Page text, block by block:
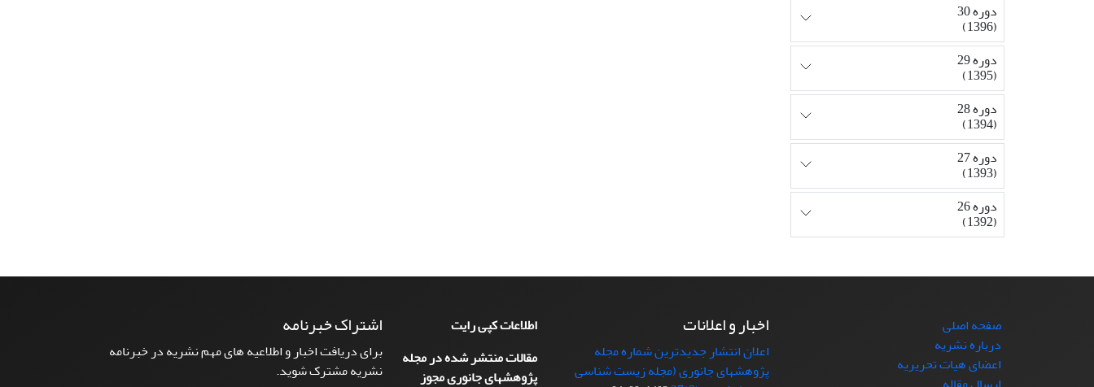
دوره 30
(1396)
دوره 29
(1395)
دوره 28
(1394)
دوره 27
(1393)
دوره 26
(1392)
صفحه اصلی
درباره نشریه
اعضای هیات تحریریه
اخبار و اعلانات
اعلان انتشار جدیدترین شماره مجله
پژوهشهای جانوری (مجله زیست شناسی
اطلاعات کپی رایت
مقالات منتشر شده در مجله
پژوهشهای جانوری مجوز
اشتراک خبرنامه
برای دریافت اخبار و اطلاعیه های مهم نشریه در خبرنامه
نشریه مشترک شوید.